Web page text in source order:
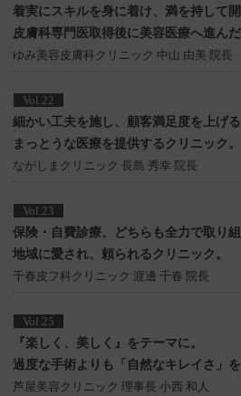
着実にスキルを身に着け、満を持して開
皮膚科専門医取得後に美容医療へ進んだ
ゆみ美容皮膚科クリニック 中山 由美 院長
Vol.22
細かい工夫を施し、顧客満足度を上げる
まっとうな医療を提供するクリニック。
ながしまクリニック 長島 秀幸 院長
Vol.23
保険・自費診療、どちらも全力で取り組
地域に愛され、頼られるクリニック。
千春皮フ科クリニック 渡邊 千春 院長
Vol.25
『楽しく、美しく』をテーマに。
過度な手術よりも「自然なキレイさ」
芦屋美容クリニック 理事長 小西 和人